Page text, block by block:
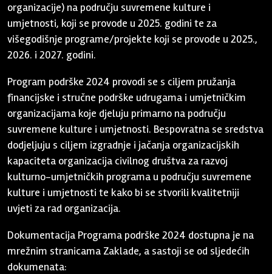
organizacije) na području suvremene kulture i
umjetnosti, koji se provode u 2025. godini te za
višegodišnje programe/projekte koji se provode u 2025.,
2026. i 2027. godini.
Program podrške 2024 provodi se s ciljem pružanja
financijske i stručne podrške udrugama i umjetničkim
organizacijama koje djeluju primarno na području
suvremene kulture i umjetnosti. Bespovratna se sredstva
dodjeljuju s ciljem izgradnje i jačanja organizacijskih
kapaciteta organizacija civilnog društva za razvoj
kulturno-umjetničkih programa u području suvremene
kulture i umjetnosti te kako bi se stvorili kvalitetniji
uvjeti za rad organizacija.
Dokumentacija Programa podrške 2024 dostupna je na
mrežnim stranicama Zaklade, a sastoji se od sljedećih
dokumenata: